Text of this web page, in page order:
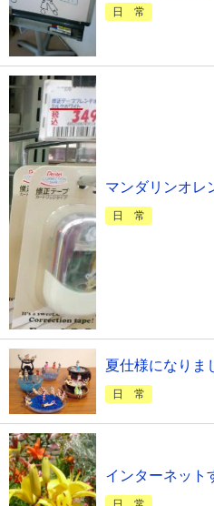
日 常
マンダリンオレ
日 常
夏仕様になりま
日 常
インターネット